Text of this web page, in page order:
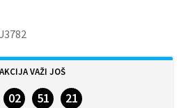
AKCIJA VAŽI JOŠ
02 51 20